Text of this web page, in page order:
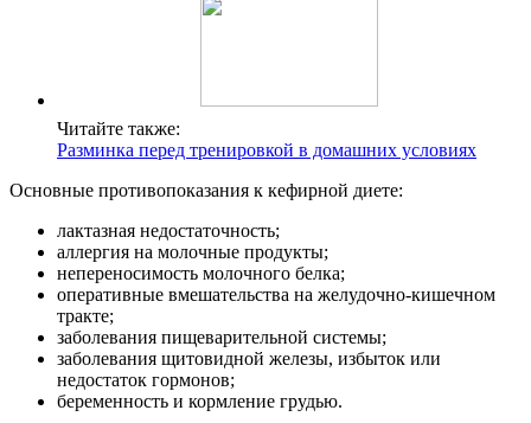
Читайте также:
Разминка перед тренировкой в домашних условиях
Основные противопоказания к кефирной диете:
лактазная недостаточность;
аллергия на молочные продукты;
непереносимость молочного белка;
оперативные вмешательства на желудочно-кишечном
тракте;
заболевания пищеварительной системы;
заболевания щитовидной железы, избыток или
недостаток гормонов;
беременность и кормление грудью.